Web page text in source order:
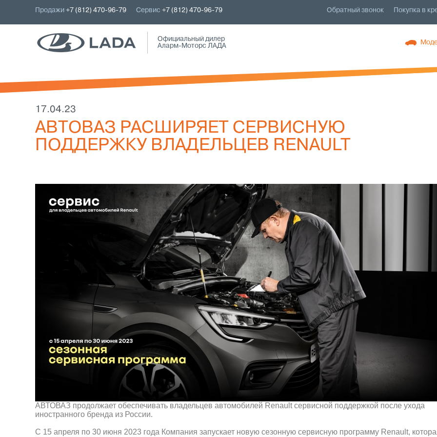
Покупка в
Обратный звонок
Продажи +7 (812) 470-96-79 Сервис +7 (812) 470-96-79
Официальный дилер
Аларм-Моторс ЛАДА
17.04.23
АВТОВАЗ РАСШИРЯЕТ СЕРВИСНУЮ
ПОДДЕРЖКУ ВЛАДЕЛЬЦЕВ RENAULT
АВТОВАЗ продолжает обеспечивать владельцев автомобилей Renault сервисной поддержкой после ухода
иностранного бренда из России.
С 15 апреля по 30 июня 2023 года Компания запускает новую сезонную сервисную программу Renault,